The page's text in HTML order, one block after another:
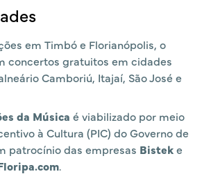
em Timbó e Florianópolis, o
concertos gratuitos em cidades
Camboriú, Itajaí, São José e
da Música é viabilizado por meio
à Cultura (PIC) do Governo de
patrocínio das empresas Bisteke
.